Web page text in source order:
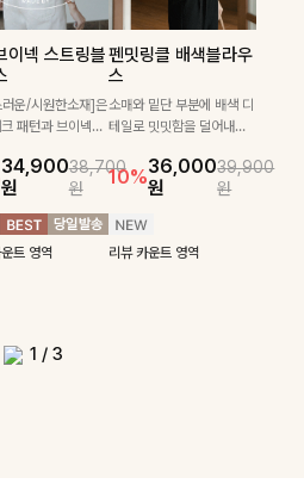
이넥 스트링블
러운/시원한소재]은
패턴과 브이넥으
러운 디테일을 넣
밑단스트링으로 핏
깔끔하게 잡아주는
예요 :)
34,900
원
38,700
원
트 영역
펜밋링클 배색블라우
스
소매와 밑단 부분에 배색 디
테일로 밋밋함을 덜어내고
클 소재로 구김 걱정없이 즐
길 수 있는 블라우스랍니
10%36,000
원
39,900
원
리뷰 카운트 영역
라이프 카라7
튼/클래식무드🤍]
프 패턴으로 데일
다 카라넥 디자인
끔한 이미지로 만들
7부 니트입니다 ~
31,900
원
35,400
원
트 영역
셀드펜던트 7부니트
넉넉한 핏으로 편하게 착용
가능한 심플&베이직 무드의
니트!레터리 펜던트로 고급
어요:D
10% 원
원
리뷰 카운트 영역
라이프 링클원
트링자켓
원한 링클 원피스
디 고민 없이 완성
타일링을 연출해
템 🤍 따로 또 같
기 좋아 실용적이
디테일로 다양한
69,900
79,400
원
헨틴링클 날개티셔츠
+치마바지SET
[텐션감↑/구김↓]가볍게
입기만 해도 코디가 완성되
럽게 퍼지는 프릴 날개 소매
가 우아한 포인트를 더해드
립니다💕 잔잔한 링클 텍스
처 소재와 편안한 허리밴딩
으로 하루 종일 산뜻하고 쾌
12%29,900
원
33,900
원
리뷰 카운트 영역
1 / 3